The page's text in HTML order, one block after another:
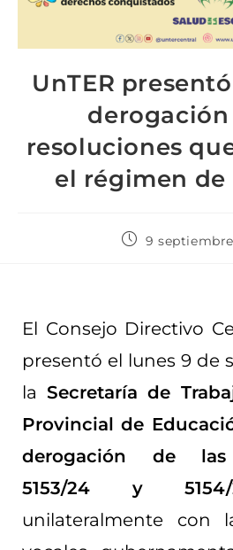
UnTER
derogación
resoluciones
el régimen de
9
El Consejo Directivo
presentó el lunes 9 de
la Secretaría de
Provincial de
derogación de las
5153/24 y 5154/
unilateralmente con